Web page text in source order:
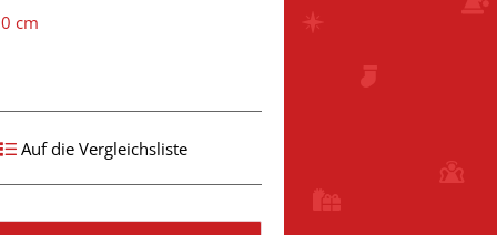
cm
Auf die Vergleichsliste